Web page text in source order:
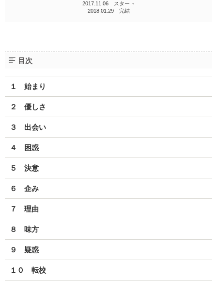
2017.11.06 スタート
2018.01.29 完結
目次
１ 始まり
２ 優しさ
３ 出会い
４ 困惑
５ 決意
６ 企み
７ 理由
８ 味方
９ 疑惑
１０ 転校